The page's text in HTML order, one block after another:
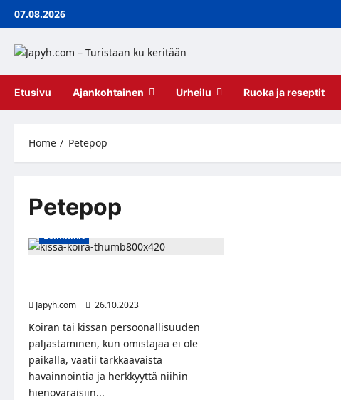
Skip07.08.2026
Etusivu Ajankohtainen Urheilu Ruoka ja reseptit
Home Petepop
Petepop
Lemmikit
Japyh.com
26.10.2023
Koiran tai kissan persoonallisuuden
paljastaminen, kun omistajaa ei ole
paikalla, vaatii tarkkaavaista
havainnointia ja herkkyyttä niihin
hienovaraisiin...